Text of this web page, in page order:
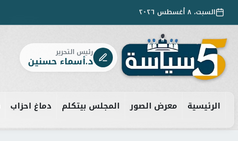
السبت، ٨ أغسطس ٢٠٢٦
رئيس التحرير
د.أسماء حسنين
الرئيسية معرض الصور المجلس بيتكلم دماغ احزاب